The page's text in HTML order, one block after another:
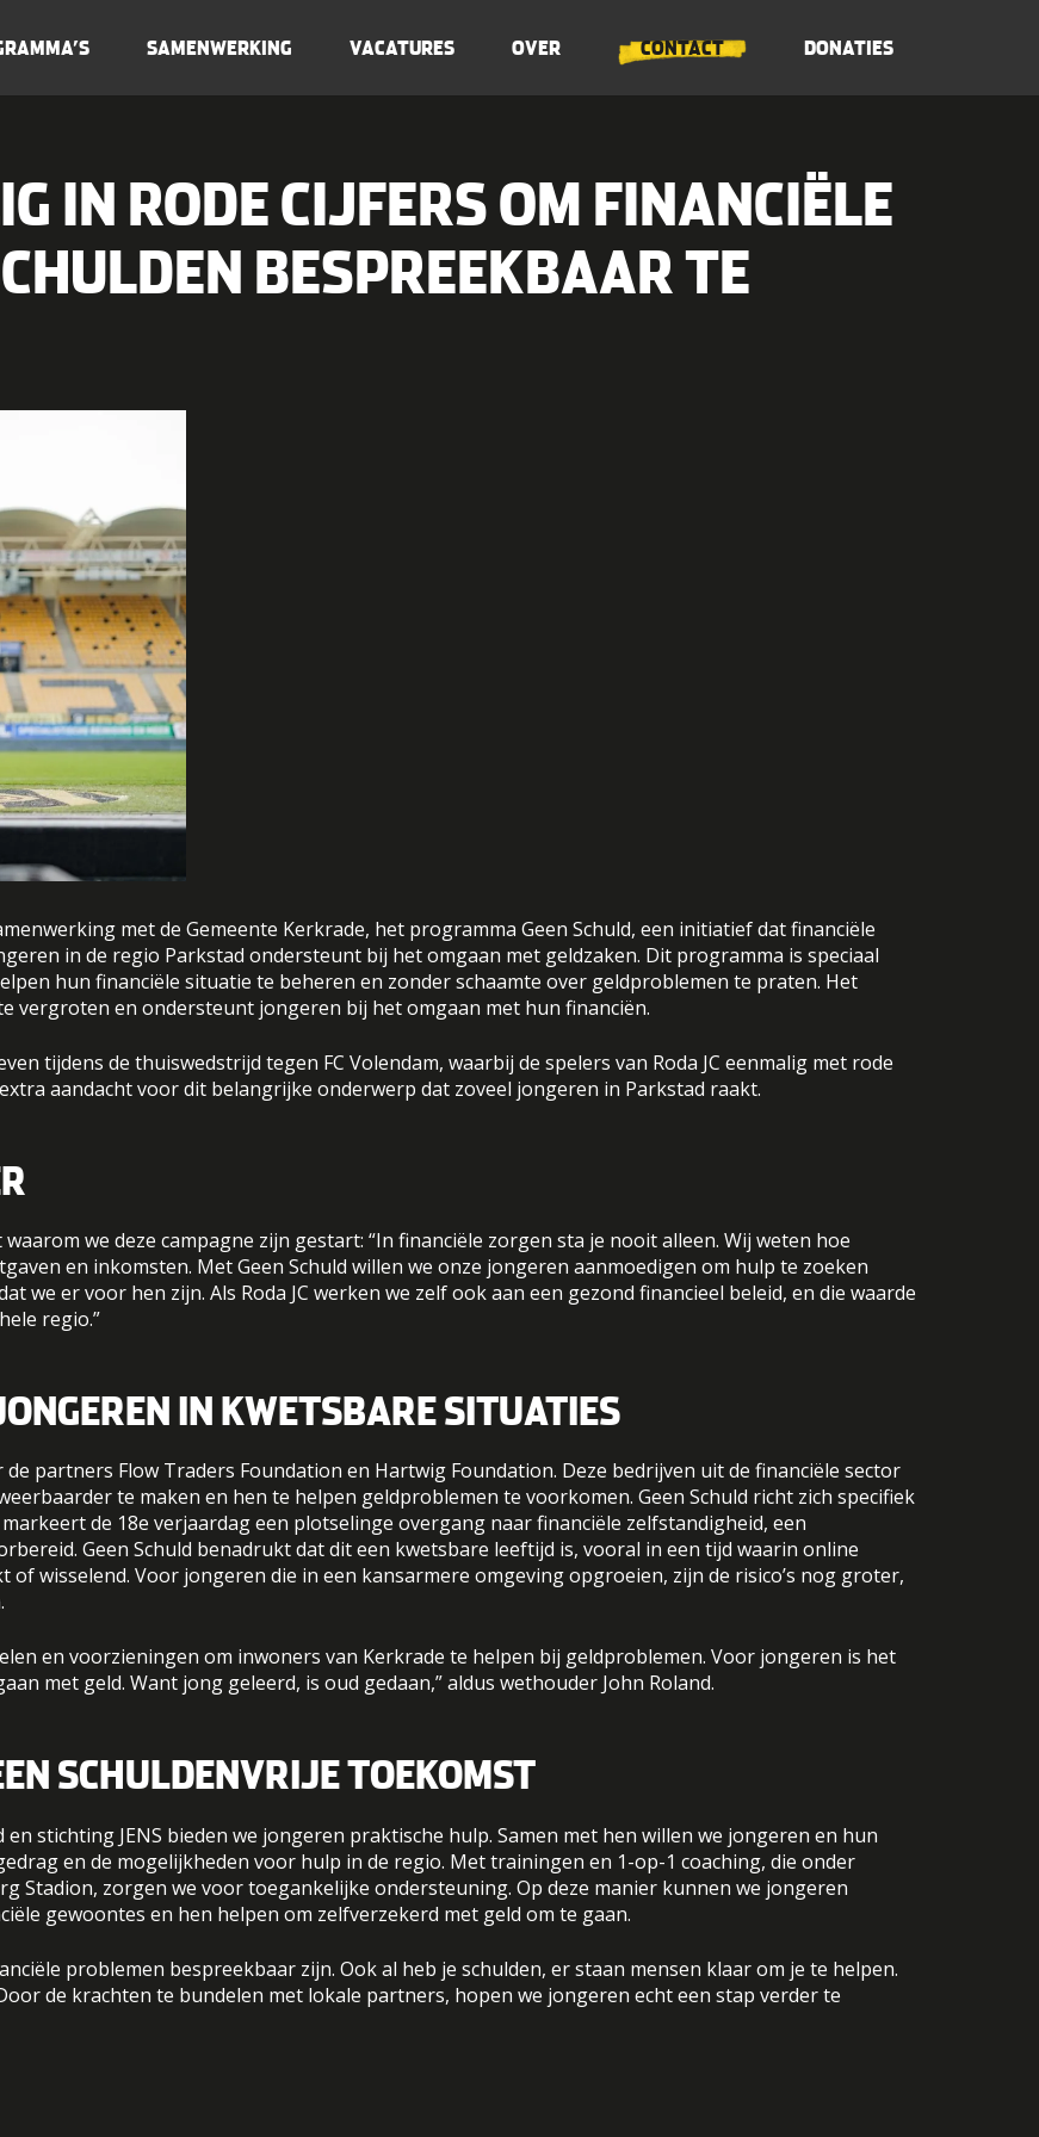
SAMENWERKING VACATURES OVER CONTACT DONATIES
IN RODE CIJFERS OM FINANCIËLE
BESPREEKBAAR TE
met de Gemeente Kerkrade, het programma Geen Schuld, een initiatief dat financiële
in de regio Parkstad ondersteunt bij het omgaan met geldzaken. Dit programma is speciaal
hun financiële situatie te beheren en zonder schaamte over geldproblemen te praten. Het
vergroten en ondersteunt jongeren bij het omgaan met hun financiën.
tijdens de thuiswedstrijd tegen FC Volendam, waarbij de spelers van Roda JC eenmalig met rode
aandacht voor dit belangrijke onderwerp dat zoveel jongeren in Parkstad raakt.
we deze campagne zijn gestart: “In financiële zorgen sta je nooit alleen. Wij weten hoe
en inkomsten. Met Geen Schuld willen we onze jongeren aanmoedigen om hulp te zoeken
we er voor hen zijn. Als Roda JC werken we zelf ook aan een gezond financieel beleid, en die waarde
regio.”
IN KWETSBARE SITUATIES
partners Flow Traders Foundation en Hartwig Foundation. Deze bedrijven uit de financiële sector
te maken en hen te helpen geldproblemen te voorkomen. Geen Schuld richt zich specifiek
de 18e verjaardag een plotselinge overgang naar financiële zelfstandigheid, een
Geen Schuld benadrukt dat dit een kwetsbare leeftijd is, vooral in een tijd waarin online
wisselend. Voor jongeren die in een kansarmere omgeving opgroeien, zijn de risico’s nog groter,
en voorzieningen om inwoners van Kerkrade te helpen bij geldproblemen. Voor jongeren is het
met geld. Want jong geleerd, is oud gedaan,” aldus wethouder John Roland.
SCHULDENVRIJE TOEKOMST
stichting JENS bieden we jongeren praktische hulp. Samen met hen willen we jongeren en hun
en de mogelijkheden voor hulp in de regio. Met trainingen en 1-op-1 coaching, die onder
Stadion, zorgen we voor toegankelijke ondersteuning. Op deze manier kunnen we jongeren
gewoontes en hen helpen om zelfverzekerd met geld om te gaan.
problemen bespreekbaar zijn. Ook al heb je schulden, er staan mensen klaar om je te helpen.
de krachten te bundelen met lokale partners, hopen we jongeren echt een stap verder te